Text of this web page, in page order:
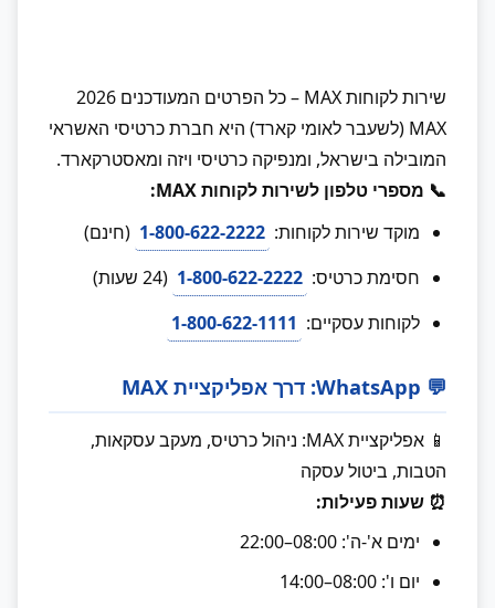
שירות לקוחות MAX – כל הפרטים המעודכנים 2026
MAX (לשעבר לאומי קארד) היא חברת כרטיסי האשראי
המובילה בישראל, ומנפיקה כרטיסי ויזה ומאסטרקארד.
📞 מספרי טלפון לשירות לקוחות MAX:
מוקד שירות לקוחות: 1-800-622-2222 (חינם)
חסימת כרטיס: 1-800-622-2222 (24 שעות)
לקוחות עסקיים: 1-800-622-1111
💬 WhatsApp: דרך אפליקציית MAX
📱 אפליקציית MAX: ניהול כרטיס, מעקב עסקאות,
הטבות, ביטול עסקה
⏰ שעות פעילות:
ימים א'-ה': 08:00–22:00
יום ו': 08:00–14:00